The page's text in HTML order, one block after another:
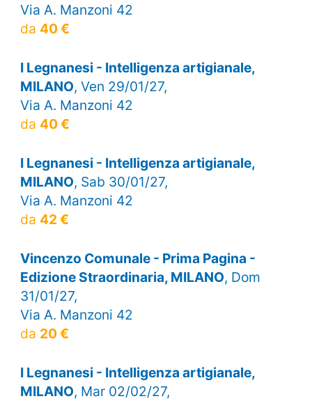
Via A. Manzoni 42
da 40 €
I Legnanesi - Intelligenza artigianale,
MILANO, Ven 29/01/27,
Via A. Manzoni 42
da 40 €
I Legnanesi - Intelligenza artigianale,
MILANO, Sab 30/01/27,
Via A. Manzoni 42
da 42 €
Vincenzo Comunale - Prima Pagina -
Edizione Straordinaria, MILANO, Dom
31/01/27,
Via A. Manzoni 42
da 20 €
I Legnanesi - Intelligenza artigianale,
MILANO, Mar 02/02/27,